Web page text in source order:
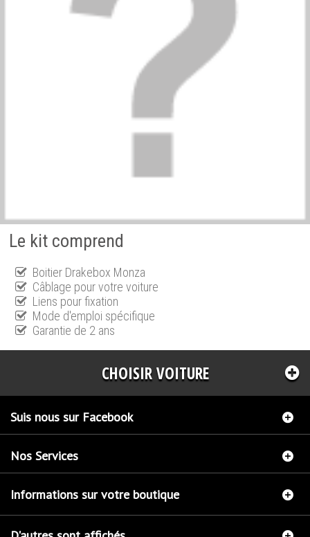
Le kit comprend
Boitier Drakebox Monza
Câblage pour votre voiture
Liens pour fixation
Mode d'emploi spécifique
Garantie de 2 ans
CHOISIR VOITURE
Suis nous sur Facebook
Nos Services
Informations sur votre boutique